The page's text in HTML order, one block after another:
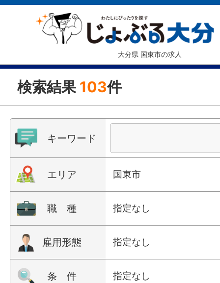
大分県 国東市の求人
検索結果 103件
キーワード
エリア 国東市
職 種 指定なし
雇用形態 指定なし
条 件 指定なし